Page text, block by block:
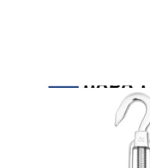
Комплект
неръждаема